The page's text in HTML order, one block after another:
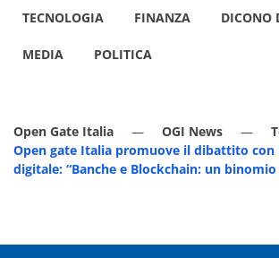
TECNOLOGIA FINANZA DICONO
MEDIA POLITICA
Open Gate Italia OGI News
Open gate Italia promuove il dibattito
digitale: “Banche e Blockchain: un binomio